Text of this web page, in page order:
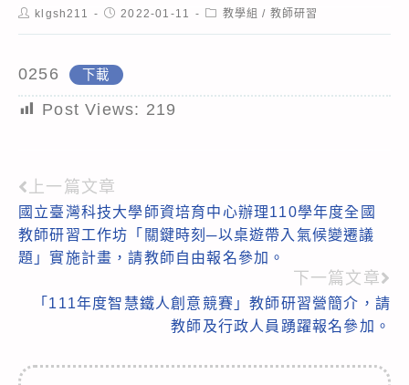
Postklgsh211
Post2022-01-11
Post教學組 / 教師研習
0256 下載
Post Views: 219
Read
more
articles
上一篇文章
國立臺灣科技大學師資培育中心辦理110學年度全國
教師研習工作坊「關鍵時刻─以桌遊帶入氣候變遷議
題」實施計畫，請教師自由報名參加。
下一篇文章
「111年度智慧鐵人創意競賽」教師研習營簡介，請
教師及行政人員踴躍報名參加。